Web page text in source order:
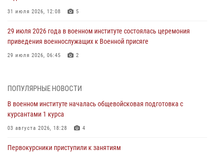
31 июля 2026, 12:08 5
29 июля 2026 года в военном институте состоялась церемония
приведения военнослужащих к Военной присяге
29 июля 2026, 06:45 2
экзамен по вождению
28 июля 2026 года в военном институте организована беседа и
праздничный молебен
ПОПУЛЯРНЫЕ НОВОСТИ
В военном институте началась общевойсковая подготовка с
курсантами 1 курса
03 августа 2026, 18:28 4
Первокурсники приступили к занятиям